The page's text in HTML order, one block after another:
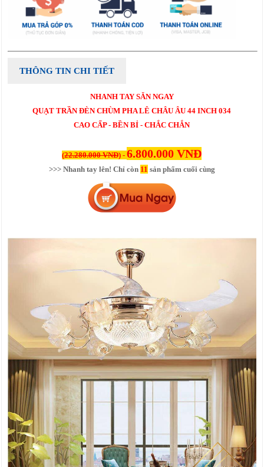
THÔNG TIN CHI TIẾT
NHANH TAY SĂN NGAY
QUẠT TRẦN ĐÈN CHÙM PHA LÊ CHÂU ÂU 44 INCH 034
CAO CẤP - BỀN BỈ - CHẮC CHẮN
(22.280.000 VNĐ) -6.800.000 VNĐ
>>> Nhanh tay lên! Chỉ còn 11 sản phẩm cuối cùng